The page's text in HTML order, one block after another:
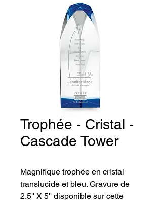
Trophée - Cristal -
Cascade Tower
Magnifique trophée en cristal
translucide et bleu. Gravure de
2.5'' X 5'' disponible sur cette